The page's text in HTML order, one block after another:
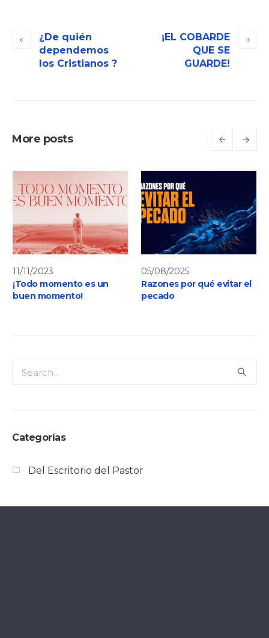
¿De quién
dependemos
los Cristianos ?
¡EL COBARDE
QUE SE
GUARDE!
More posts
11/11/2023
¡Todo momento es un
buen momento!
05/08/2025
Razones por qué evitar el
pecado
Categorías
Del Escritorio del Pastor